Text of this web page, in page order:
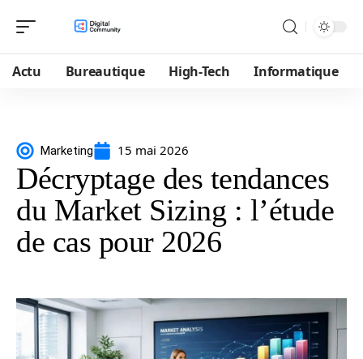
Actu Bureautique High-Tech Informatique
Marketing 15 mai 2026
Décryptage des tendances
du Market Sizing : l’étude
de cas pour 2026